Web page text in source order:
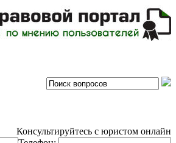
Консультируйтесь с юристом онлайн